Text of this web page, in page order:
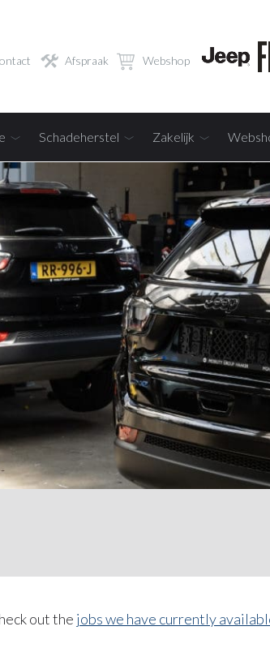
Afspraak Webshop
Schadeherstel Zakelijk
out the jobs we have currently